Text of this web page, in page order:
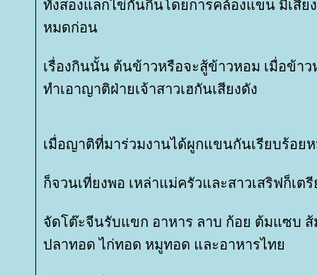
ทั้งสองแลกไข่กันกินโดยการคล้องแขน มีเสีย
หมดก่อน
เรื่องกินนั้น ต้นข้าวหรือจะสู้ข้าวหอม เมื่อข้า
ทำเอาญาติฝ่ายเจ้าสาวเฮกันเสียงดัง
เมื่อญาติที่มาร่วมงานได้ผูกแขนกันเรียบร้อย
ก็จวนเที่ยงพอ เหล่าแม่ครัวและสาวเสริฟก็เต
จัดโต๊ะจีนรับแขก อาหาร ลาบ ก้อย ต้มแซบ
ปลาทอด ไก่ทอด หมูทอด และอาหารไท